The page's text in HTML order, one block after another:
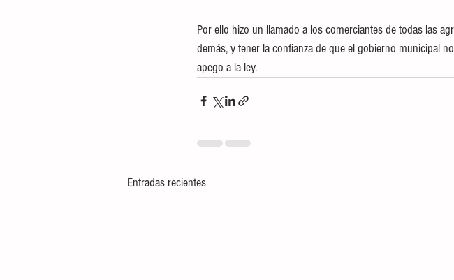
Por ello hizo un llamado a los comerciantes de todas las
demás, y tener la confianza de que el gobierno municipal
apego a la ley.
Entradas recientes